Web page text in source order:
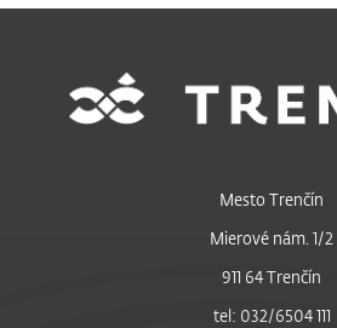
Mesto Trenčín
Mierové nám. 1/2
911 64 Trenčín
tel: 032/6504 111